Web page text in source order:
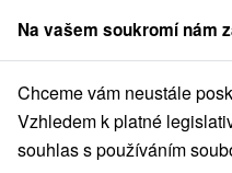
člen skupinySorger
Pobyty na Slovensku
Pobyty pro
Na vašem soukromí nám
Chceme vám neustále
Vzhledem k platné
souhlas s používáním